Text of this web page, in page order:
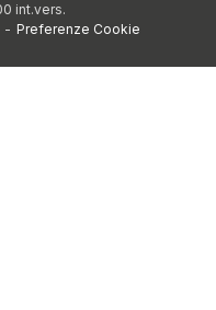
int.vers.
Preferenze Cookie
-